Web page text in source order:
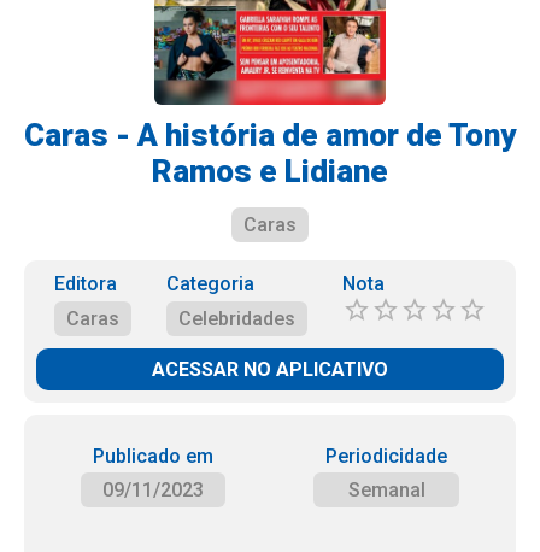
Caras - A história de amor de Tony
Ramos e Lidiane
Caras
Editora
Caras
Categoria
Celebridades
Nota
ACESSAR NO APLICATIVO
Publicado em
09/11/2023
Periodicidade
Semanal